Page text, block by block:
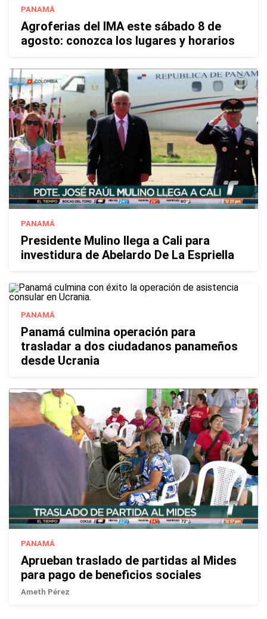
PANAMÁ
Agroferias del IMA este sábado 8 de
agosto: conozca los lugares y horarios
PANAMÁ
Presidente Mulino llega a Cali para
investidura de Abelardo De La Espriella
PANAMÁ
Panamá culmina operación para
trasladar a dos ciudadanos panameños
desde Ucrania
PANAMÁ
Aprueban traslado de partidas al Mides
para pago de beneficios sociales
Ameth Pérez